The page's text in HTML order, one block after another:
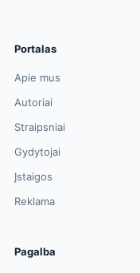
Portalas
Apie mus
Autoriai
Straipsniai
Gydytojai
Įstaigos
Reklama
Pagalba